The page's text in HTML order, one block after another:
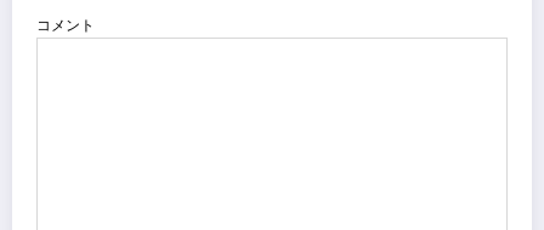
コメント